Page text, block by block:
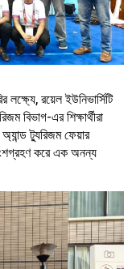
লক্ষ্যে, রয়েল ইউনিভার্সিটি
বিভাগ-এর শিক্ষার্থীরা
ট্যুরিজম ফেয়ার
করে এক অনন্য